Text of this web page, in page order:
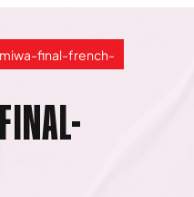
final-french-